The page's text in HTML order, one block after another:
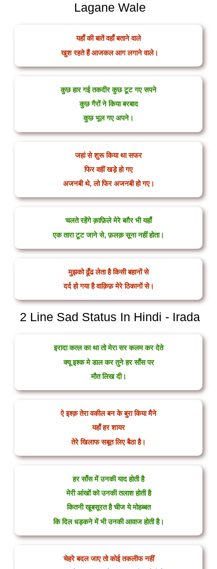
Lagane Wale
यहाँ की बातें वहाँ बताने वाले
खुश रहते हैं आजकल आग लगाने वाले।
कुछ हार गई तकदीर कुछ टूट गए सपने
कुछ गैरों ने किया बरबाद
कुछ भूल गए अपने।
जहां से शुरू किया था सफर
फिर वहीं खड़े हो गए
अजनबी थे, लो फिर अजनबी हो गए।
चलते रहेंगे क़ाफ़िले मेरे बग़ैर भी यहाँ
एक तारा टूट जाने से, फ़लक़ सूना नहीं होता।
मुझको ढूँढ लेता है किसी बहानों से
दर्द हो गया है वाक़िफ़ मेरे ठिकानों से।
2 Line Sad Status In Hindi - Irada
इरादा कत्ल का था तो मेरा सर कलम कर देते
क्यू इश्क मे डाल कर तुने हर साँस पर
मौत लिख दी।
ऐ इश्क़ तेरा वकील बन के बुरा किया मैने
यहाँ हर शायर
तेरे खिलाफ सबूत लिए बैठा है।
हर साँस में उनकी याद होती है
मेरी आंखों को उनकी तलाश होती है
कितनी खूबसूरत है चीज ये मोहब्बत
कि दिल धड़कने में भी उनकी आवाज होती है।
चेहरे बदल जाए तो कोई तकलीफ नहीं